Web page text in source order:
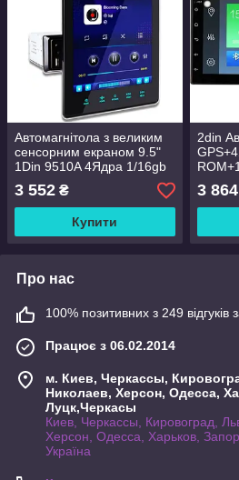
Автомагнітола з великим
сенсорним екраном 9.5"
1Din 9510A 4Ядра 1/16gb
Android / Магнітола в
автомобіль Tesla Style
3 552 ₴
Купити
2din
3 864
Про нас
100% позитивних з 249 відгуків
Працює з 06.02.2014
м. Киев, Черкассы,
Николаев, Херсон, Одесса,
Луцк,Черкасы
Киев, Черкассы, Кировоград,
Херсон, Одесса, Харьков,
Україна